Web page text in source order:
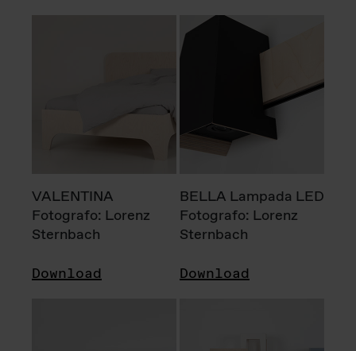
VALENTINA
Fotografo: Lorenz
Sternbach
Download
BELLA Lampada LED
Fotografo: Lorenz
Sternbach
Download